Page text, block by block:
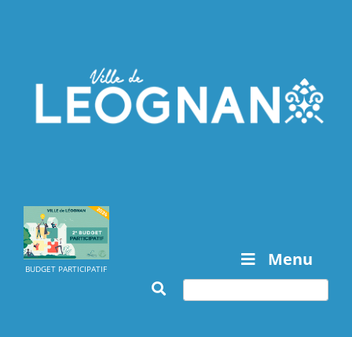
BUDGET PARTICIPATIF Menu